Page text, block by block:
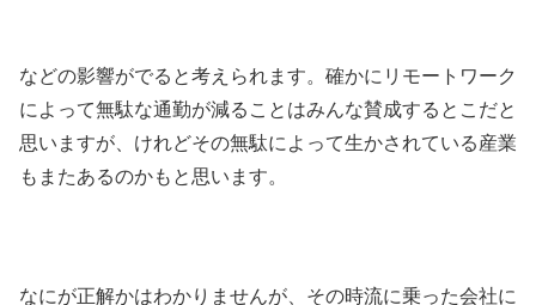
などの影響がでると考えられます。確かにリモートワーク
によって無駄な通勤が減ることはみんな賛成するとこだと
思いますが、けれどその無駄によって生かされている産業
もまたあるのかもと思います。
なにが正解かはわかりませんが、その時流に乗った会社に